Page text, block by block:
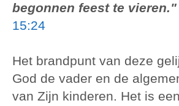
begonnen feest te vieren."
15:24
Het brandpunt van deze
God de vader en de
van Zijn kinderen. Het is